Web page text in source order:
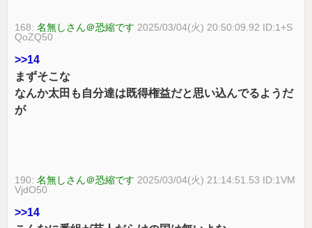
168:名無しさん＠恐縮です 2025/03/04(火) 20:50:09.92 ID:1+S
QoZQ50
>>14
まずそこな
なんか太田も自分達は既得権益だと思い込んでるようだ
が
190:名無しさん＠恐縮です 2025/03/04(火) 21:14:51.53 ID:1VM
VjdO50
>>14